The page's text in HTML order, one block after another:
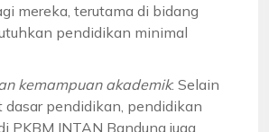
mereka, terutama di bidang
pendidikan minimal
kemampuan akademik: Selain
dasar pendidikan, pendidikan
PKBM INTAN Bandung juga